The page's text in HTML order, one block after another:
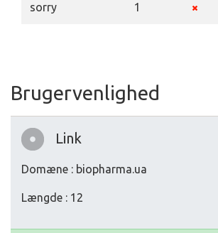
sorry 1
Brugervenlighed
Link
Domæne : biopharma.ua
Længde : 12